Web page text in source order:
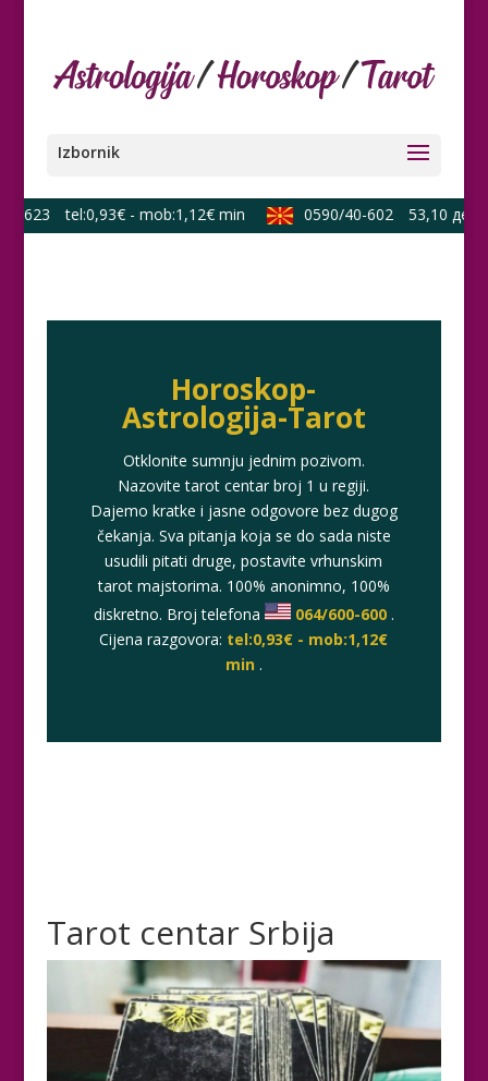
623 tel:0,93€ - mob:1,12€ min 0590/40-602 53,10 ден./
Horoskop-
Astrologija-Tarot
Otklonite sumnju jednim pozivom.
Nazovite tarot centar broj 1 u regiji.
Dajemo kratke i jasne odgovore bez dugog
čekanja. Sva pitanja koja se do sada niste
usudili pitati druge, postavite vrhunskim
tarot majstorima. 100% anonimno, 100%
diskretno. Broj telefona
064/600-600 .
Cijena razgovora: tel:0,93€ - mob:1,12€
min .
Tarot centar Srbija